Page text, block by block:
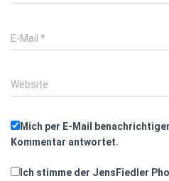
E-Mail *
Website
Mich per E-Mail
Kommentar antwortet.
Ich stimme der JensFiedler